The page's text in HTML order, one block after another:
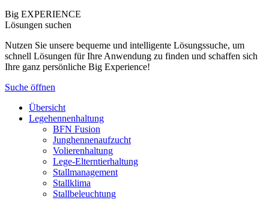
Big EXPERIENCE
Lösungen suchen
Nutzen Sie unsere bequeme und intelligente Lösungssuche, um
schnell Lösungen für Ihre Anwendung zu finden und schaffen sich
Ihre ganz persönliche Big Experience!
Suche öffnen
Übersicht
Legehennenhaltung
BFN Fusion
Junghennenaufzucht
Volierenhaltung
Lege-Elterntierhaltung
Stallmanagement
Stallklima
Stallbeleuchtung